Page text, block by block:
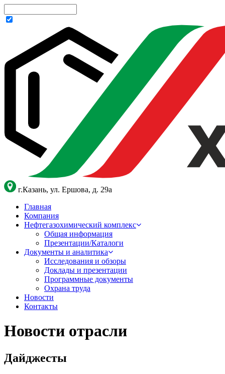
г.Казань, ул. Ершова, д. 29а
Главная
Компания
Нефтегазохимический комплекс
Общая информация
Презентации/Каталоги
Документы и аналитика
Исследования и обзоры
Доклады и презентации
Программные документы
Охрана труда
Новости
Контакты
Новости отрасли
Дайджесты